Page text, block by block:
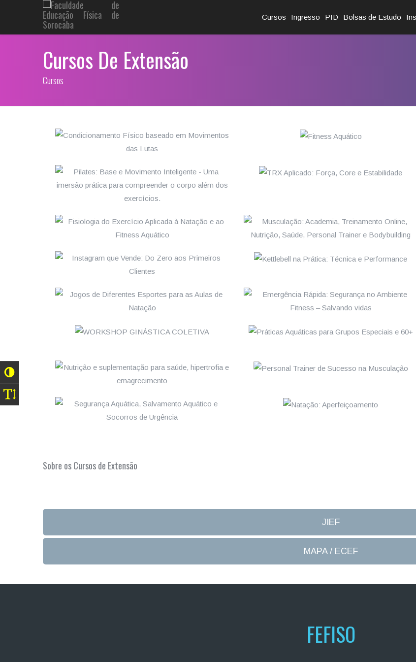
Cursos Ingresso PID Bolsas de Estudo
Cursos De Extensão
Cursos
Sobre os Cursos de Extensão
JIEF
MAPA / ECEF
FEFISO